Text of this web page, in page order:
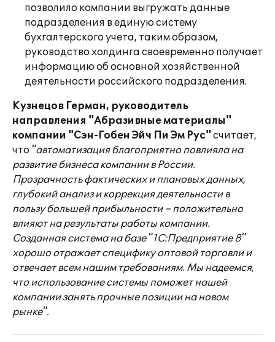
позволило компании выгружать данные
подразделения в единую систему
бухгалтерского учета, таким образом,
руководство холдинга своевременно получает
информацию об основной хозяйственной
деятельности российского подразделения.
Кузнецов Герман, руководитель
направления "Абразивные материалы"
компании "Сэн-Гобен Эйч Пи Эм Рус" считает,
что "автоматизация благоприятно повлияла на
развитие бизнеса компании в России.
Прозрачность фактических и плановых данных,
глубокий анализ и коррекция деятельности в
пользу большей прибыльности – положительно
влияют на результаты работы компании.
Созданная система на базе "1С:Предприятие 8"
хорошо отражает специфику оптовой торговли и
отвечает всем нашим требованиям. Мы надеемся,
что использование системы поможет нашей
компании занять прочные позиции на новом
рынке".